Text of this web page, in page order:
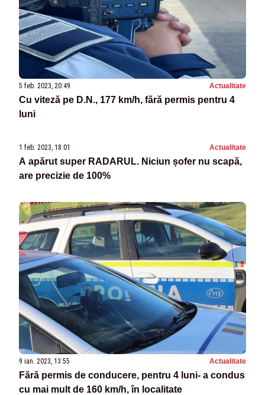
5 feb. 2023, 20:49 Actualitate
Cu viteză pe D.N., 177 km/h, fără permis pentru 4
luni
1 feb. 2023, 18:01 Actualitate
A apărut super RADARUL. Niciun șofer nu scapă,
are precizie de 100%
9 ian. 2023, 13:55 Actualitate
Fără permis de conducere, pentru 4 luni- a condus
cu mai mult de 160 km/h, în localitate